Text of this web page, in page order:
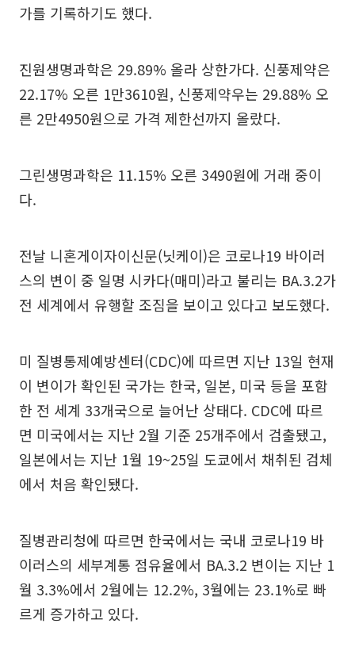
가를 기록하기도 했다.
진원생명과학은 29.89% 올라 상한가다. 신풍제약은
22.17% 오른 1만3610원, 신풍제약우는 29.88% 오
른 2만4950원으로 가격 제한선까지 올랐다.
그린생명과학은 11.15% 오른 3490원에 거래 중이
다.
전날 니혼게이자이신문(닛케이)은 코로나19 바이러
스의 변이 중 일명 시카다(매미)라고 불리는 BA.3.2가
전 세계에서 유행할 조짐을 보이고 있다고 보도했다.
미 질병통제예방센터(CDC)에 따르면 지난 13일 현재
이 변이가 확인된 국가는 한국, 일본, 미국 등을 포함
한 전 세계 33개국으로 늘어난 상태다. CDC에 따르
면 미국에서는 지난 2월 기준 25개주에서 검출됐고,
일본에서는 지난 1월 19~25일 도쿄에서 채취된 검체
에서 처음 확인됐다.
질병관리청에 따르면 한국에서는 국내 코로나19 바
이러스의 세부계통 점유율에서 BA.3.2 변이는 지난 1
월 3.3%에서 2월에는 12.2%, 3월에는 23.1%로 빠
르게 증가하고 있다.